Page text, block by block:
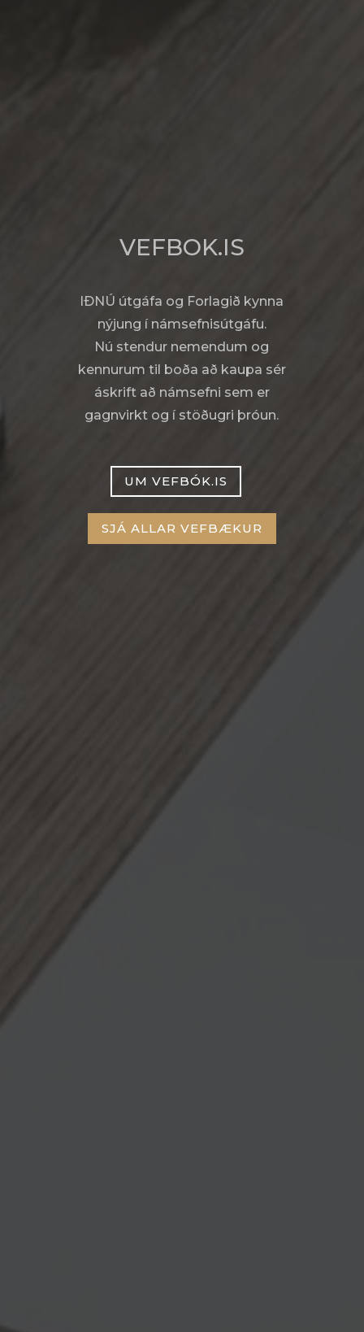
VEFBOK.IS
IÐNÚ útgáfa og Forlagið kynna
nýjung í námsefnisútgáfu.
Nú stendur nemendum og
kennurum til boða að kaupa sér
áskrift að námsefni sem er
gagnvirkt og í stöðugri þróun.
UM VEFBÓK.IS
SJÁ ALLAR VEFBÆKUR